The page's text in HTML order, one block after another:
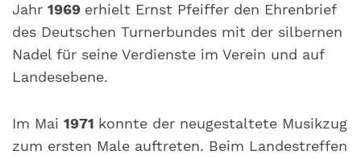
Jahr 1969 erhielt Ernst Pfeiffer den Ehrenbrief
des Deutschen Turnerbundes mit der silbernen
Nadel für seine Verdienste im Verein und auf
Landesebene.
Im Mai 1971 konnte der neugestaltete Musikzug
zum ersten Male auftreten. Beim Landestreffen